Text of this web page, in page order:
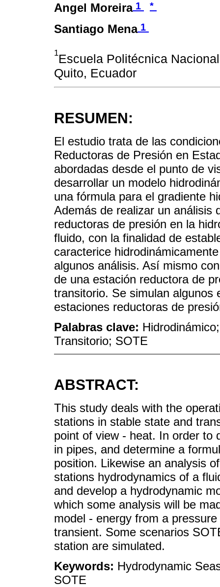
Angel Moreira 1 *
Santiago Mena 1
1Escuela Politécnica
Quito, Ecuador
RESUMEN:
El estudio trata de las
Reductoras de Presión en
abordadas desde el punto de
desarrollar un modelo
una fórmula para el gradiente
Además de realizar un análisis
reductoras de presión en la
fluido, con la finalidad de
caracterice
algunos análisis. Así mismo
de una estación reductora de
transitorio. Se simulan algunos
estaciones reductoras de
Palabras clave:
Transitorio; SOTE
ABSTRACT:
This study deals with the
stations in stable state and
point of view - heat. In order to
in pipes, and determine a
position. Likewise an analysis
stations hydrodynamics of a
and develop a hydrodynamic
which some analysis will be
model - energy from a
transient. Some scenarios
station are simulated.
Keywords: Hydrodynamic
SOTE